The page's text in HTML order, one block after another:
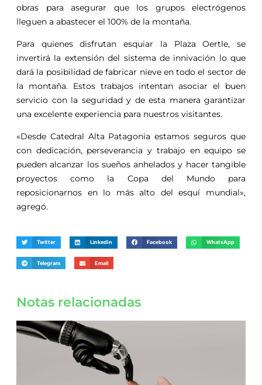
obras para asegurar que los grupos electrógenos
lleguen a abastecer el 100% de la montaña.
Para quienes disfrutan esquiar la Plaza Oertle, se
invertirá la extensión del sistema de innivación lo que
dará la posibilidad de fabricar nieve en todo el sector de
la montaña. Estos trabajos intentan asociar el buen
servicio con la seguridad y de esta manera garantizar
una excelente experiencia para nuestros visitantes.
«Desde Catedral Alta Patagonia estamos seguros que
con dedicación, perseverancia y trabajo en equipo se
pueden alcanzar los sueños anhelados y hacer tangible
proyectos como la Copa del Mundo para
reposicionarnos en lo más alto del esquí mundial»,
agregó.
Twitter LinkedIn Facebook WhatsApp
Telegram Email
Notas relacionadas